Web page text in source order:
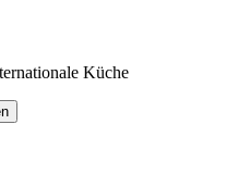
Küche